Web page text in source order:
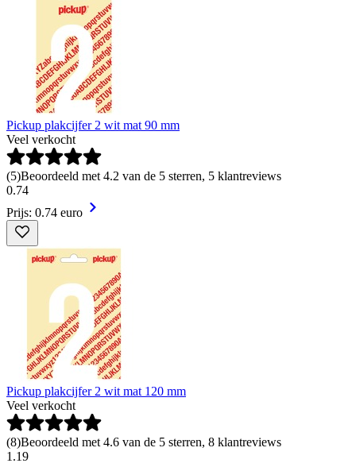
Pickup plakcijfer 2 wit mat 90 mm
Veel verkocht
(5)Beoordeeld met 4.2 van de 5 sterren, 5 klantreviews
0.74
Prijs: 0.74 euro
Pickup plakcijfer 2 wit mat 120 mm
Veel verkocht
(8)Beoordeeld met 4.6 van de 5 sterren, 8 klantreviews
1 .19